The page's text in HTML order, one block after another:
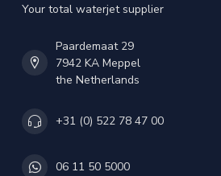
Your total waterjet supplier
Paardemaat 29
7942 KA Meppel
the Netherlands
+31 (0) 522 78 47 00
06 11 50 5000